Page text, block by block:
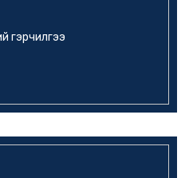
гэрчилгээ